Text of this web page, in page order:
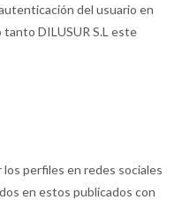
del usuario en
DILUSUR S.L este
perfiles en redes sociales
en estos publicados con